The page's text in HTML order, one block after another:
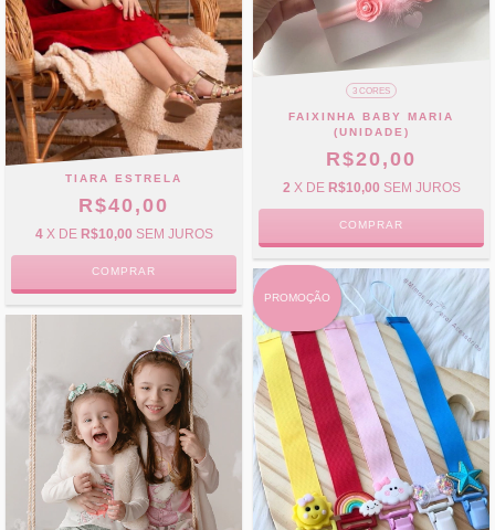
TIARA ESTRELA
R$40,00
4 X DE R$10,00 SEM JUROS
COMPRAR
3 CORES
FAIXINHA BABY MARIA
(UNIDADE)
R$20,00
2 X DE R$10,00 SEM JUROS
COMPRAR
PROMOÇÃO